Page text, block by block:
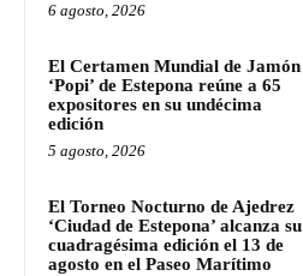
6 agosto, 2026
El Certamen Mundial de Jamón
‘Popi’ de Estepona reúne a 65
expositores en su undécima
edición
5 agosto, 2026
El Torneo Nocturno de Ajedrez
‘Ciudad de Estepona’ alcanza su
cuadragésima edición el 13 de
agosto en el Paseo Marítimo